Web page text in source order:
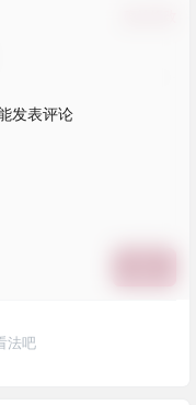
发表评论
法吧